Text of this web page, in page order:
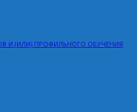
И (ИЛИ) ПРОФИЛЬНОГО ОБУЧЕНИЯ